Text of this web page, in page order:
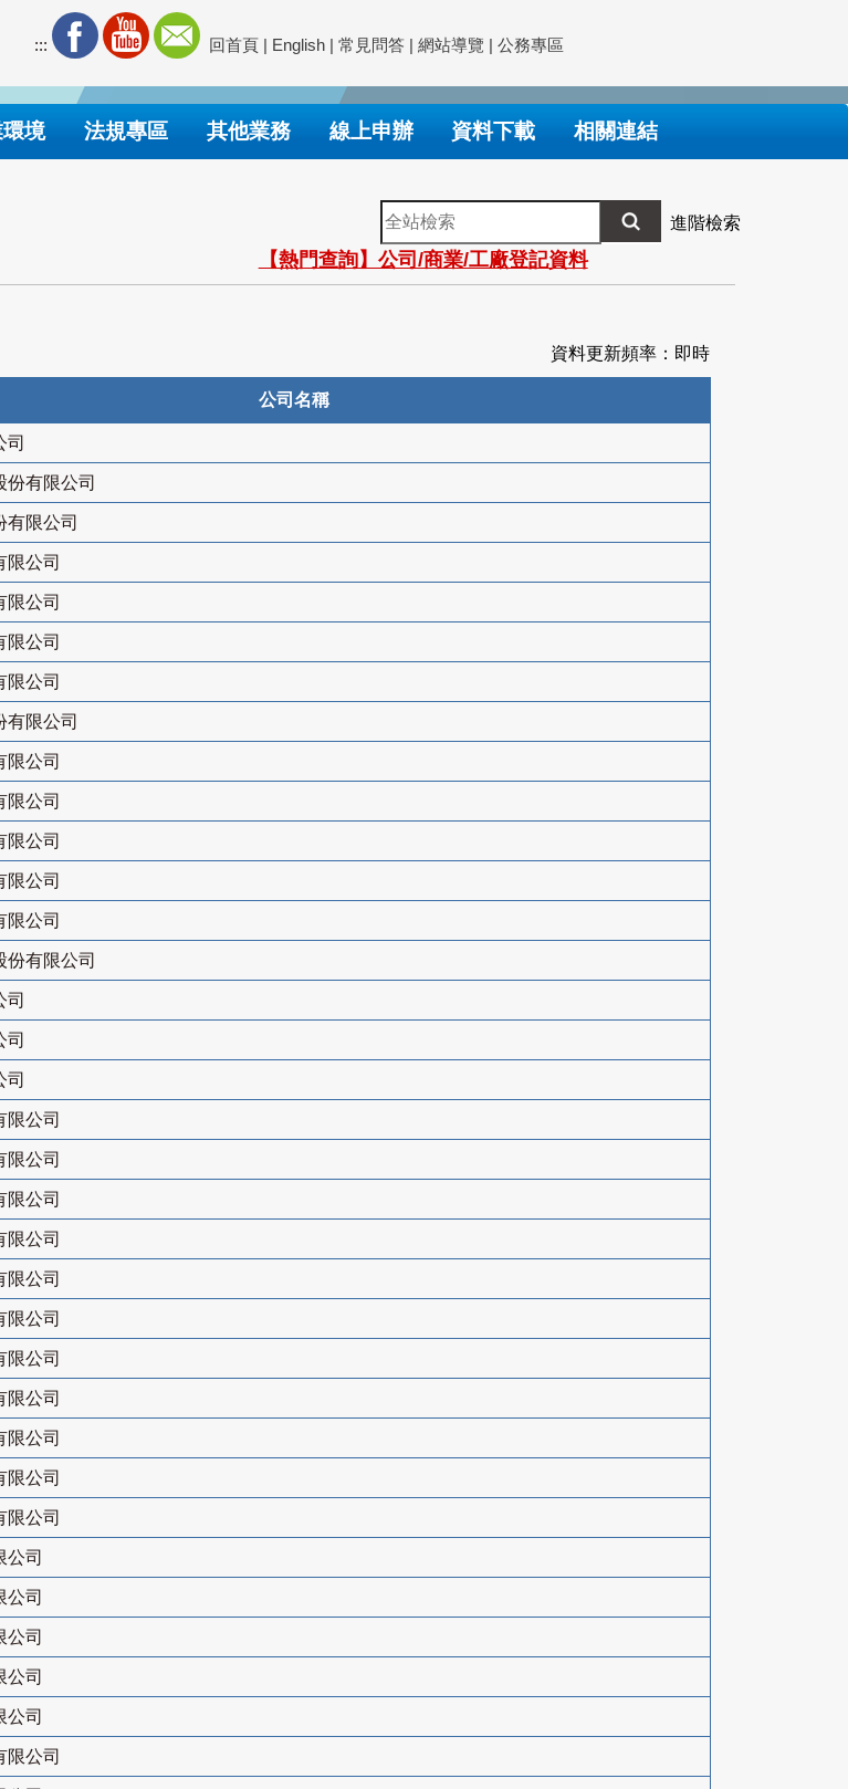
::: 回首頁 | English | 常見問答 | 網站導覽 | 公務專區
境 法規專區 其他業務 線上申辦 資料下載 相關連結
全
站
檢
索
進階檢索
【熱門查詢】公司/商業/工廠登記資料
資料更新頻率：即時
公司名稱
司
份有限公司
有限公司
限公司
限公司
限公司
限公司
有限公司
限公司
限公司
限公司
限公司
限公司
份有限公司
司
司
司
限公司
限公司
限公司
限公司
限公司
限公司
限公司
限公司
限公司
限公司
限公司
公司
公司
公司
公司
公司
限公司